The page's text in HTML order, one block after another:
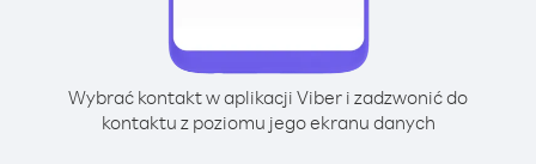
Wybrać kontakt w aplikacji Viber i zadzwonić do
kontaktu z poziomu jego ekranu danych